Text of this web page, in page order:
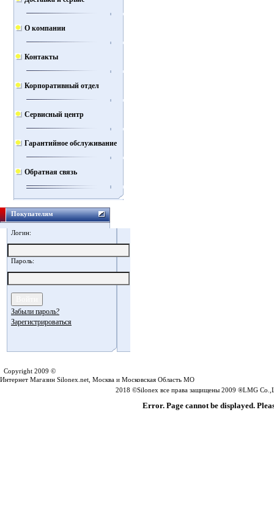
О компании
Контакты
Корпоративный отдел
Сервисный центр
Гарантийное обслуживание
Обратная связь
Покупателям
Логин:
Пароль:
Забыли пароль?
Зарегистрироваться
Copyright 2009 ©
Интернет Магазин Silonex.net, Москва и Московская Область МО
2018 ©Silonex все права защищены 2009 ®LMG
Error. Page cannot be displayed.